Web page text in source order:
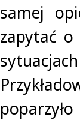
samej
zapytać